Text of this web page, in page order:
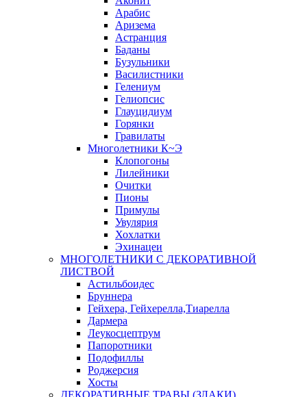
Арабис
Аризема
Астранция
Баданы
Бузульники
Василистники
Гелениум
Гелиопсис
Глауцидиум
Горянки
Гравилаты
Многолетники К~Э
Клопогоны
Лилейники
Очитки
Пионы
Примулы
Увулярия
Хохлатки
Эхинацеи
МНОГОЛЕТНИКИ С ДЕКОРАТИВНОЙ
ЛИСТВОЙ
Астильбоидес
Бруннера
Гейхера, Гейхерелла,Тиарелла
Дармера
Леукосцептрум
Папоротники
Подофиллы
Роджерсия
Хосты
ДЕКОРАТИВНЫЕ ТРАВЫ (ЗЛАКИ)